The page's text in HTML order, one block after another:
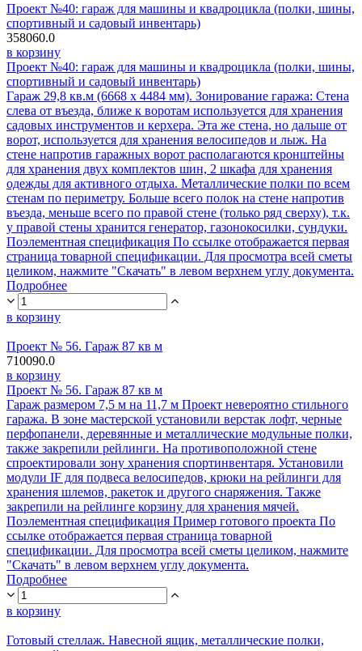
Проект №40: гараж для машины и квадроцикла (полки, шины,
спортивный и садовый инвентарь)
358060.0
в корзину
Проект №40: гараж для машины и квадроцикла (полки, шины,
спортивный и садовый инвентарь)
Гараж 29,8 кв.м (6668 х 4484 мм). Зонирование гаража: Стена
слева от въезда, ближе к воротам используется для хранения
садовых инструментов и керхера. Эта же стена, но дальше от
ворот, используется для хранения велосипедов и лыж. На
стене напротив гаражных ворот располагаются кронштейны
для хранения двух комплектов шин, 2 шкафа для хранения
одежды для активного отдыха. Металлические полки по всем
стенам по периметру. Больше всего полок на стене напротив
въезда, меньше всего по правой стене (только ряд сверху), т.к.
у правой стены хранится генератор, газонокосилки, сундуки.
Поэлементная спецификация По ссылке отображается первая
страница товарной спецификации. Для просмотра всей сметы
целиком, нажмите "Скачать" в левом верхнем углу документа.
Подробнее
в корзину
Проект № 56. Гараж 87 кв м
710090.0
в корзину
Проект № 56. Гараж 87 кв м
Гараж размером 7,5 м на 11,7 м Проект невероятно стильного
гаража. В зоне мастерской установили верстак лофт, черные
перфопанели, деревянные и металлические модульные полки,
также закрепили рейлинги. На противоположной стене
спроектировали зону хранения спортинвентаря. Установили
модули IF для подвеса велосипедов, крюки на рейлинги для
хранения шлемов, ракеток и другого снаряжения. Также
закрепили на рейлинге корзину для хранения мячей.
Поэлементная спецификация Пример готового проекта По
ссылке отображается первая страница товарной
спецификации. Для просмотра всей сметы целиком, нажмите
"Скачать" в левом верхнем углу документа.
Подробнее
в корзину
Готовый стеллаж. Навесной ящик, металлические полки,